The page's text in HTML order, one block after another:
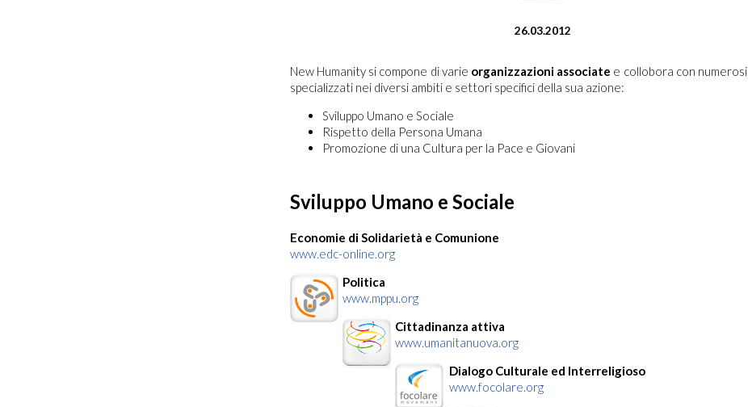
26.03.2012
New Humanity si compone di varie organizzazioni associate e collobora con numerosi
specializzati nei diversi ambiti e settori specifici della sua azione:
Sviluppo Umano e Sociale
Rispetto della Persona Umana
Promozione di una Cultura per la Pace e Giovani
Sviluppo Umano e Sociale
Economie di Solidarietà e Comunione
www.edc-online.org
Politica
www.mppu.org
Cittadinanza attiva
www.umanitanuova.org
Dialogo Culturale ed Interreligioso
www.focolare.org